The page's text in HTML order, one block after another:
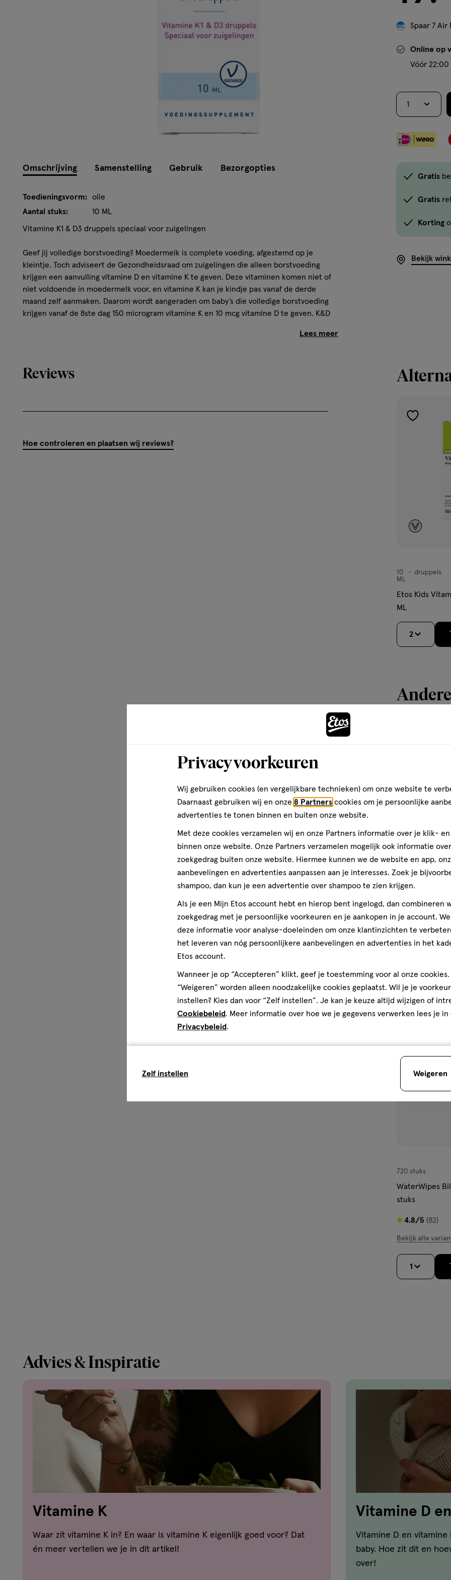
Spaar 7 Air
Online op
Vóór
1
Gratis
Gratis
Korting
Bekijk
Omschrijving Samenstelling Gebruik Bezorgopties
Toedieningsvorm:
olie
Aantal stuks:
10 ML
Vitamine K1 & D3 druppels speciaal voor zuigelingen
Geef jij volledige borstvoeding? Moedermelk is complete voeding, afgestemd op je
kleintje. Toch adviseert de Gezondheidsraad om zuigelingen die alleen borstvoeding
krijgen een aanvulling vitamine D en vitamine K te geven. Deze vitaminen komen niet of
niet voldoende in moedermelk voor, en vitamine K kan je kindje pas vanaf de derde
maand zelf aanmaken. Daarom wordt aangeraden om baby’s die volledige borstvoeding
krijgen vanaf de 8ste dag 150 microgram vitamine K en 10 mcg vitamine D te geven. K&D
Daarbij heeft vitamine D heeft een positieve invloed op het immuunsysteem van
dosering is 5 druppels per dag. Bij voorkeur toedienen tijdens of na een voeding. De
Reviews
Hoe controleren en plaatsen wij reviews?
toevoegen
verlanglijst
druppels
10
ML
druppels
Etos Kids
ML
2
ML
Vitakruid
ML
toevoegen
verlanglijst
720 stuks
WaterWipes
stuks
4.8/5 (82)
4.8
sterren
Bekijk alle
1
Advies & Inspiratie
Vitamine K
Waar zit vitamine K in? En waar is vitamine K eigenlijk goed voor? Dat
én meer vertellen we je in dit artikel!
Vitamine D
Vitamine D en vitamine
baby. Hoe zit dit en
over!
Privacy voorkeuren
Wij gebruiken cookies (en vergelijkbare technieken) om onze website te
Daarnaast gebruiken wij en onze 8 Partners cookies om je persoonlijke
advertenties te tonen binnen en buiten onze website.
Met deze cookies verzamelen wij en onze Partners informatie over je klik-
binnen onze website. Onze Partners verzamelen mogelijk ook informatie
zoekgedrag buiten onze website. Hiermee kunnen we de website en app,
aanbevelingen en advertenties aanpassen aan je interesses. Zoek je
shampoo, dan kun je een advertentie over shampoo te zien krijgen.
Als je een Mijn Etos account hebt en hierop bent ingelogd, dan combineren
zoekgedrag met je persoonlijke voorkeuren en je aankopen in je account.
deze informatie voor analyse-doeleinden om onze klantinzichten te
het leveren van nóg persoonlijkere aanbevelingen en advertenties in het
Etos account.
Wanneer je op “Accepteren” klikt, geef je toestemming voor al onze cookies.
“Weigeren” worden alleen noodzakelijke cookies geplaatst. Wil je je
instellen? Kies dan voor “Zelf instellen”. Je kan je keuze altijd wijzigen of
Cookiebeleid. Meer informatie over hoe we je gegevens verwerken lees je in
Privacybeleid.
Zelf instellen Weigeren